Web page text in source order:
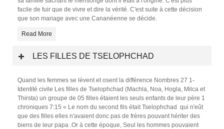
facile de fuir que de vivre et dire la vérité. C'est suite à cette décision
que son mariage avec une Cananéenne se décide.
Read More
LES FILLES DE TSELOPHCHAD
Quand les femmes se lèvent et osent la différence Nombres 27 1-
Identité civile Les filles de Tselophchad (Machla, Noa, Hogla, Milca et
Thirsta) un groupe de 05 filles étaient les seuls enfants de leur père 1
chroniques 7:15 « Le nom du second fils était Tselophchad qui n'eût
que des filles elles n'avaient donc pas de frères pouvant hériter des
biens de leur papa .Or à cette époque, Seul les hommes pouvaient